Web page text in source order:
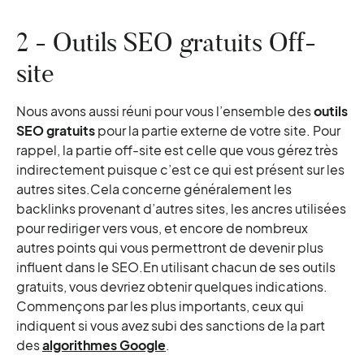
2 - Outils SEO gratuits Off-
site
Nous avons aussi réuni pour vous l’ensemble desoutils
SEO gratuitspour la partie externe de votre site. Pour
rappel, la partie off-site est celle que vous gérez très
indirectement puisque c’est ce qui est présent sur les
autres sites.Cela concerne généralement les
backlinks provenant d’autres sites, les ancres utilisées
pour rediriger vers vous, et encore de nombreux
autres points qui vous permettront de devenir plus
influent dans le SEO.En utilisant chacun de ses outils
gratuits, vous devriez obtenir quelques indications.
Commençons par les plus importants, ceux qui
indiquent si vous avez subi des sanctions de la part
desalgorithmes Google.